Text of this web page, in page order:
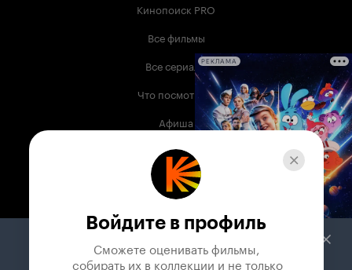
Кинопоиск PRO
Все фильмы
Все сериалы
Что посмотреть
Афиша
Музыка
Телепрограмма
Служба поддержки
РЕКЛАМА
Войдите в профиль
Сможете оценивать фильмы,
собирать их в коллекции и не только